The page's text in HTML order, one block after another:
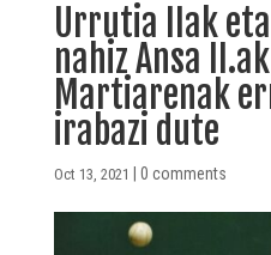
Urrutia IIak
nahiz Ansa
Martiarenak
irabazi dute
Oct 13, 2021 0 comments